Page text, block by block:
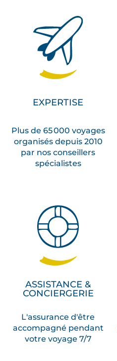
EXPERTISE
Plus de 65 000 voyages
organisés depuis 2010
par nos conseillers
spécialistes
ASSISTANCE &
CONCIERGERIE
L'assurance d'être
accompagné pendant
votre voyage 7/7